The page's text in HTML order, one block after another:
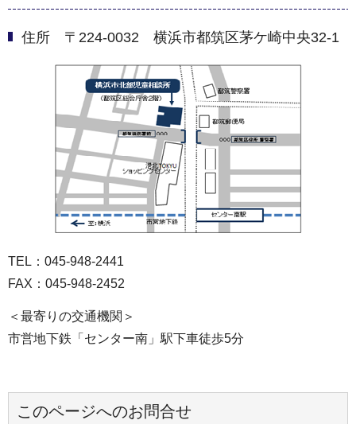
住所 〒224-0032 横浜市都筑区茅ケ崎中央32-1
TEL：045-948-2441
FAX：045-948-2452
＜最寄りの交通機関＞
市営地下鉄「センター南」駅下車徒歩5分
このページへのお問合せ